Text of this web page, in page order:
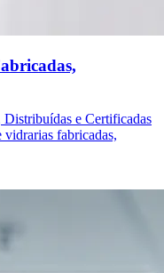
e Certificadas
fabricadas,